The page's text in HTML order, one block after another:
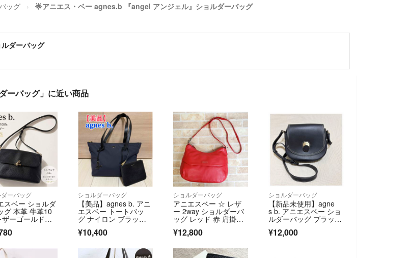
ッグ 🌟アニエス・ベー agnes.b 『angel アンジェル』ショルダーバッグ
ダーバッグ
ーバッグ」に近い商品
ーバッグ
スベー ショルダ
グ 本革 牛革10
ーゴールド金
革
ショルダーバッグ
【美品】agnes b. アニ
エスベー トートバッ
グ ナイロン ブラッ
ク レザー
¥10,400
ショルダーバッグ
アニエスベー ☆ レザ
ー 2way ショルダーバ
ッグ レッド 赤 肩掛
け 斜め掛けOK agne
s b.
¥12,800
ショルダーバッグ
【新品未使用】agne
s b. アニエスベー ショ
ルダーバッグ ブラッ
ク レザー ロゴ金具
¥12,000